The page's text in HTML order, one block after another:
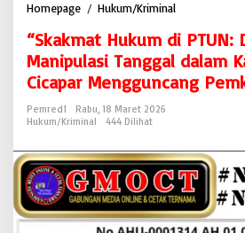
Homepage / Hukum/Kriminal
k
m
u
k
u
m
d
“Skakmat Hukum di PTUN:
Manipulasi Tanggal dalam
Cicapar Mengguncang
Pemred1
Rabu, 18 Maret 2026
Hukum/Kriminal
444 Dilihat